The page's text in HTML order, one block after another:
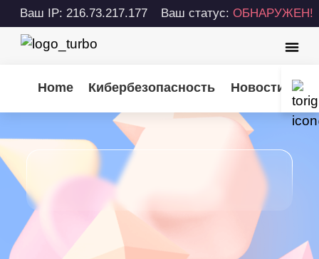
Ваш IP: 216.73.217.177 Ваш статус: ОБНАРУЖЕН!
Home Кибербезопасность Новости